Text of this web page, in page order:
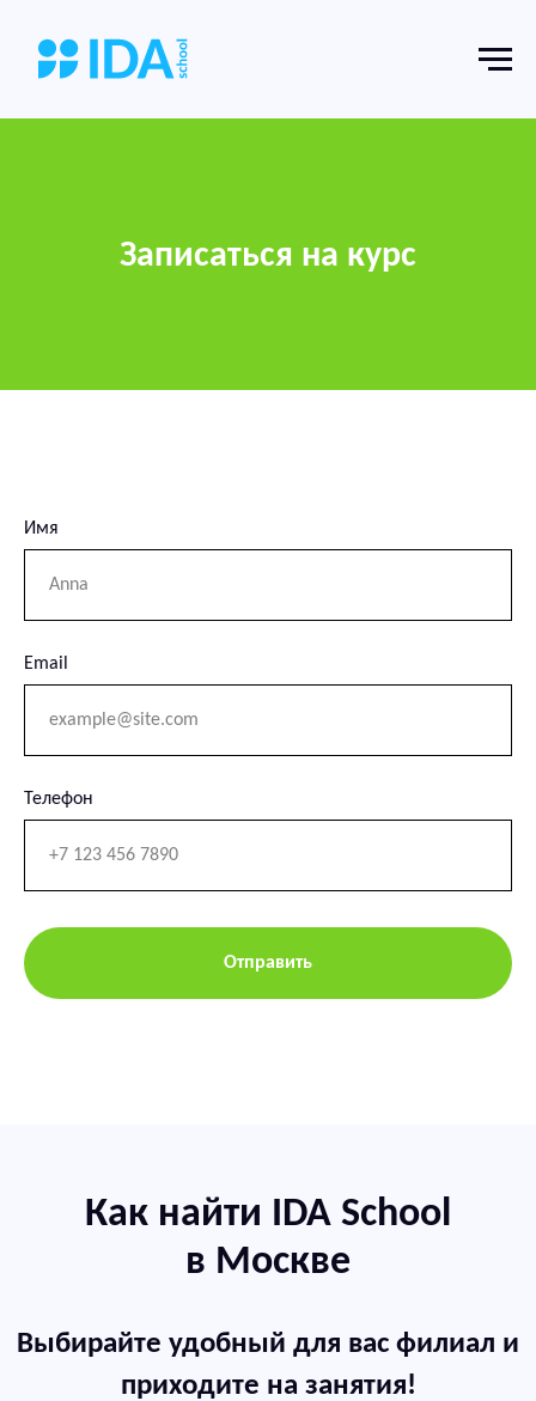
Записаться на курс
Имя
Email
Телефон
Отправить
проспект, 38А
Выбирайте удобный для вас филиал и
Как найти IDA School